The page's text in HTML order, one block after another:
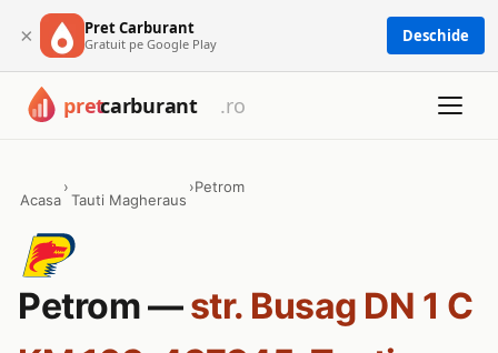
× Pret Carburant
Gratuit pe Google Play Deschide
Acasa
›
Tauti Magheraus
›Petrom
Petrom —str. Busag DN 1 C